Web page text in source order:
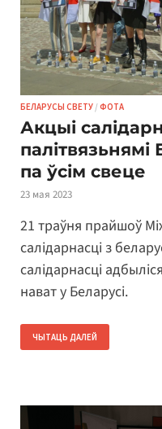
БЕЛАРУСЫ СВЕТУ /ФОТА
Акцыі
па ўсім свеце
23 мая 2023
21 траўня прайшоў
салідарнасці з
салідарнасці
нават у Беларусі.
ЧЫТАЦЬ ДАЛЕЙ